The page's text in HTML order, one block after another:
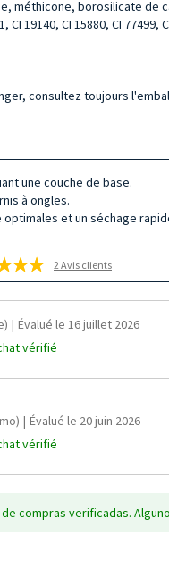
méthicone, borosilicate
CI 19140, CI 15880, CI
consultez toujours
une couche de base.
à ongles.
optimales et un séchage
2 Avis clients
| Évalué le 16 juillet 2026
vérifié
| Évalué le 20 juin 2026
vérifié
compras verificadas.